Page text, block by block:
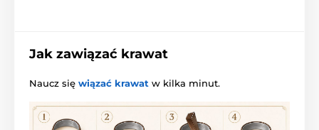
Jak zawiązać krawat
Naucz się wiązać krawat w kilka minut.